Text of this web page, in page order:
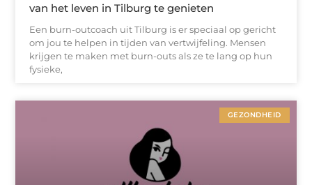
van het leven in Tilburg te genieten
Een burn-outcoach uit Tilburg is er speciaal op gericht
om jou te helpen in tijden van vertwijfeling. Mensen
krijgen te maken met burn-outs als ze te lang op hun
fysieke,
GEZONDHEID